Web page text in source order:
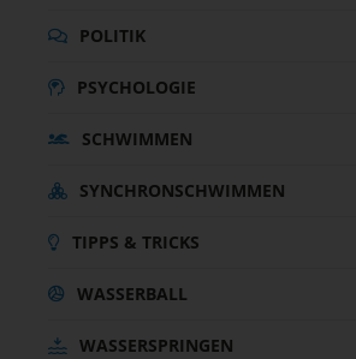
POLITIK
PSYCHOLOGIE
SCHWIMMEN
SYNCHRONSCHWIMMEN
TIPPS & TRICKS
WASSERBALL
WASSERSPRINGEN